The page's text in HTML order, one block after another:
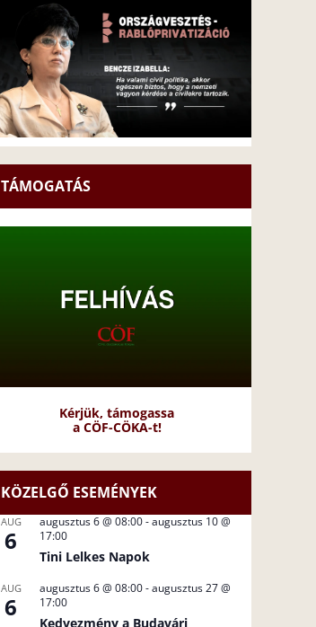
TÁMOGATÁS
Kérjük, támogassa
a CÖF-CÖKA-t!
KÖZELGŐ ESEMÉNYEK
AUG
6
augusztus 6 @ 08:00-augusztus 10 @
17:00
Tini Lelkes Napok
AUG
6
augusztus 6 @ 08:00-augusztus 27 @
17:00
Kedvezmény a Budavári